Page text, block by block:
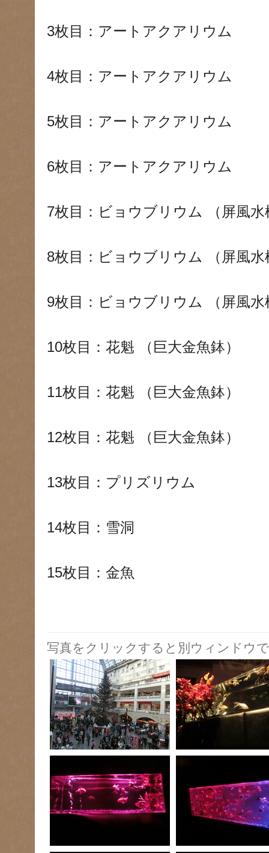
3枚目：アートアクアリウム
4枚目：アートアクアリウム
5枚目：アートアクアリウム
6枚目：アートアクアリウム
7枚目：ビョウブリウム （屏風水
8枚目：ビョウブリウム （屏風水
9枚目：ビョウブリウム （屏風水
10枚目：花魁 （巨大金魚鉢）
11枚目：花魁 （巨大金魚鉢）
12枚目：花魁 （巨大金魚鉢）
13枚目：プリズリウム
14枚目：雪洞
15枚目：金魚
写真をクリックすると別ウィンドウ